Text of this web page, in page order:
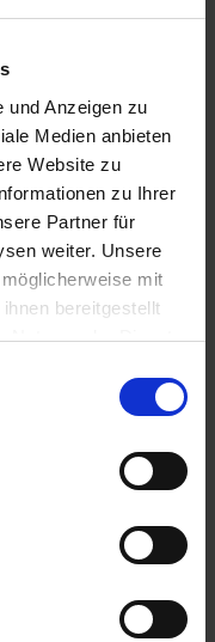
und Anzeigen zu
Medien anbieten
Website zu
zu Ihrer
Partner für
weiter. Unsere
mit
bereitgestellt
Nutzung der Dienste
weiterhin nutzen.
della regione,
persone
agli
usato è
partecipanti,
e dal settore